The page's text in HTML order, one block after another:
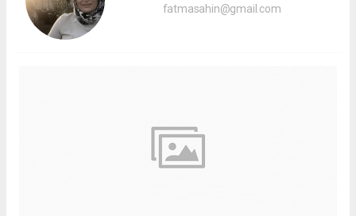
fatmasahin@gmail.com